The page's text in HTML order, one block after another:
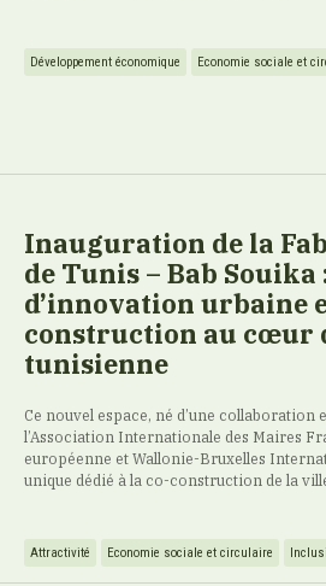
Développement économique Economie sociale et
Inauguration de la
de Tunis – Bab Souika
d’innovation urbaine
construction au cœur
tunisienne
Ce nouvel espace, né d’une collaboration
l’Association Internationale des Maires
européenne et Wallonie-Bruxelles
unique dédié à la co-construction de la
Attractivité Economie sociale et circulaire